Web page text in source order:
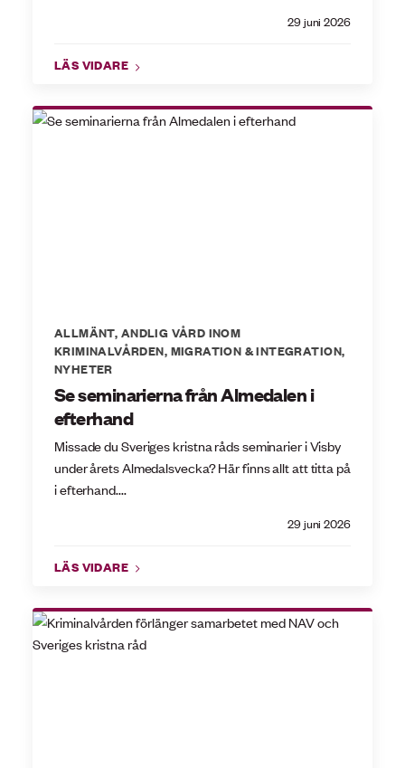
29 juni 2026
LÄS VIDARE
ALLMÄNT, ANDLIG VÅRD INOM
KRIMINALVÅRDEN, MIGRATION & INTEGRATION,
NYHETER
Se seminarierna från Almedalen i
efterhand
29 juni 2026
Missade du Sveriges kristna råds seminarier i Visby
under årets Almedalsvecka? Här finns allt att titta på
i efterhand....
LÄS VIDARE